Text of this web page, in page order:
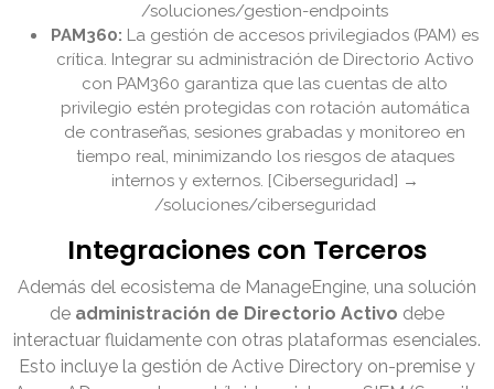
/soluciones/gestion-endpoints
PAM360: La gestión de accesos privilegiados (PAM) es
crítica. Integrar su administración de Directorio Activo
con PAM360 garantiza que las cuentas de alto
privilegio estén protegidas con rotación automática
de contraseñas, sesiones grabadas y monitoreo en
tiempo real, minimizando los riesgos de ataques
internos y externos. [Ciberseguridad] →
/soluciones/ciberseguridad
Integraciones con Terceros
Además del ecosistema de ManageEngine, una solución
de administración de Directorio Activo debe
interactuar fluidamente con otras plataformas esenciales.
Esto incluye la gestión de Active Directory on-premise y